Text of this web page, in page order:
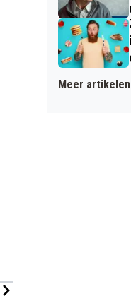
Meer artikelen